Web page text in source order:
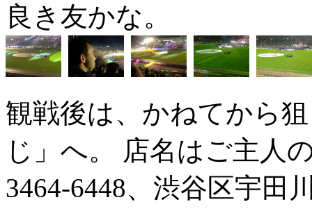
良き友かな。
観戦後は、かねてから
じ」へ。 店名はご主人
3464-6448、渋谷区宇